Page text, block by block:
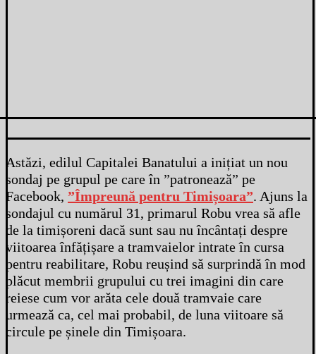
Astăzi, edilul Capitalei Banatului a inițiat un nou
sondaj pe grupul pe care în ”patronează” pe
Facebook, ”Împreună pentru Timișoara”. Ajuns la
sondajul cu numărul 31, primarul Robu vrea să afle
de la timișoreni dacă sunt sau nu încântați despre
viitoarea înfățișare a tramvaielor intrate în cursa
pentru reabilitare, Robu reușind să surprindă în mod
plăcut membrii grupului cu trei imagini din care
reiese cum vor arăta cele două tramvaie care
urmează ca, cel mai probabil, de luna viitoare să
circule pe șinele din Timișoara.